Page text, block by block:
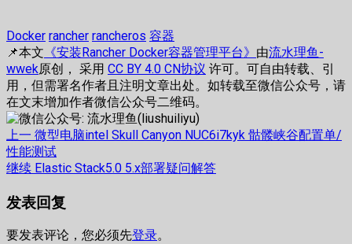
Docker rancher rancheros 容器
📌本文 《安装Rancher Docker容器管理平台》 由流水理鱼-
wwek原创， 采用 CC BY 4.0 CN协议 许可。可自由转载、引
用，但需署名作者且注明文章出处。如转载至微信公众号，请
在文末增加作者微信公众号二维码。
文
章
导
航
上一 上
篇
文
微型电脑intel Skull Canyon NUC6i7kyk 骷髅峡谷配置单/
性能测试
继续 下
文
Elastic Stack5.0 5.x部署疑问解答
发表回复
要发表评论，您必须先登录。